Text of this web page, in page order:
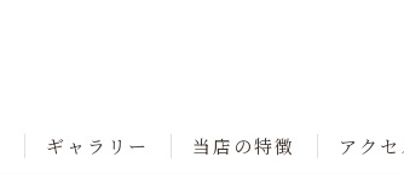
ギャラリー 当店の特徴 アクセ